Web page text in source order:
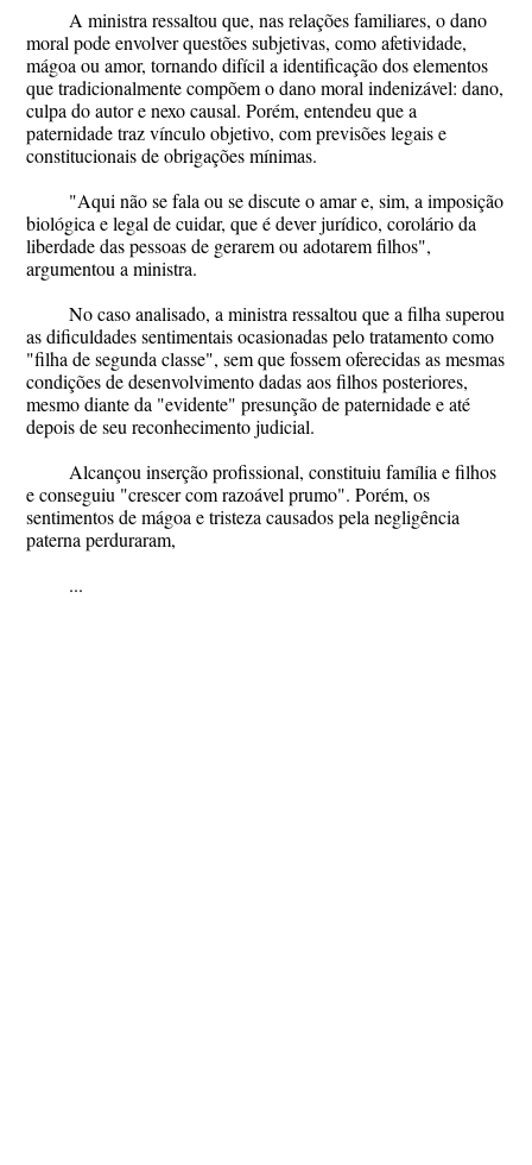
A ministra ressaltou que, nas relações familiares, o dano
moral pode envolver questões subjetivas, como afetividade,
mágoa ou amor, tornando difícil a identificação dos elementos
que tradicionalmente compõem o dano moral indenizável: dano,
culpa do autor e nexo causal. Porém, entendeu que a
paternidade traz vínculo objetivo, com previsões legais e
constitucionais de obrigações mínimas.
"Aqui não se fala ou se discute o amar e, sim, a imposição
biológica e legal de cuidar, que é dever jurídico, corolário da
liberdade das pessoas de gerarem ou adotarem filhos",
argumentou a ministra.
No caso analisado, a ministra ressaltou que a filha superou
as dificuldades sentimentais ocasionadas pelo tratamento como
"filha de segunda classe", sem que fossem oferecidas as mesmas
condições de desenvolvimento dadas aos filhos posteriores,
mesmo diante da "evidente" presunção de paternidade e até
depois de seu reconhecimento judicial.
Alcançou inserção profissional, constituiu família e filhos
e conseguiu "crescer com razoável prumo". Porém, os
sentimentos de mágoa e tristeza causados pela negligência
paterna perduraram,
...